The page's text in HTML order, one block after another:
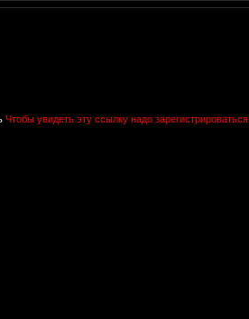
Чтобы увидеть эту ссылку надо зарегистрироваться